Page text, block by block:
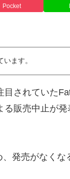
Pocket
ます。
されていた
販売中止が
発売がなく